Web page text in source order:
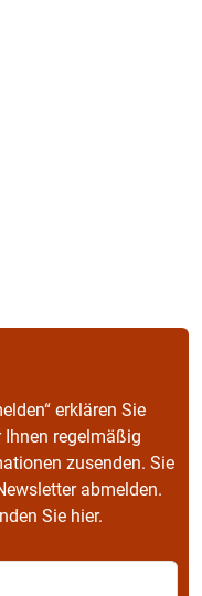
erklären Sie
regelmäßig
zusenden. Sie
abmelden.
Sie hier.